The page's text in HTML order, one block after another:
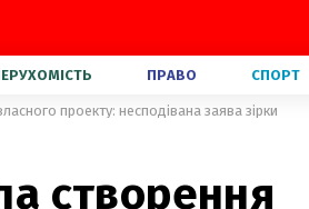
ПРАВО СПОРТ
проекту: несподівана заява зірки
створення